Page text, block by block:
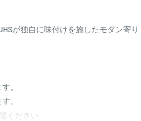
が独自に味付けを施したモダン寄り
。
。
ください。